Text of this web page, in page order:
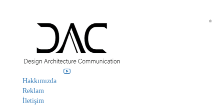
Hakkımızda
Reklam
İletişim
©